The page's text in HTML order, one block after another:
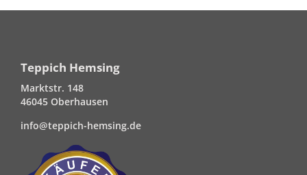
Teppich Hemsing
Marktstr. 148
46045 Oberhausen
info@teppich-hemsing.de